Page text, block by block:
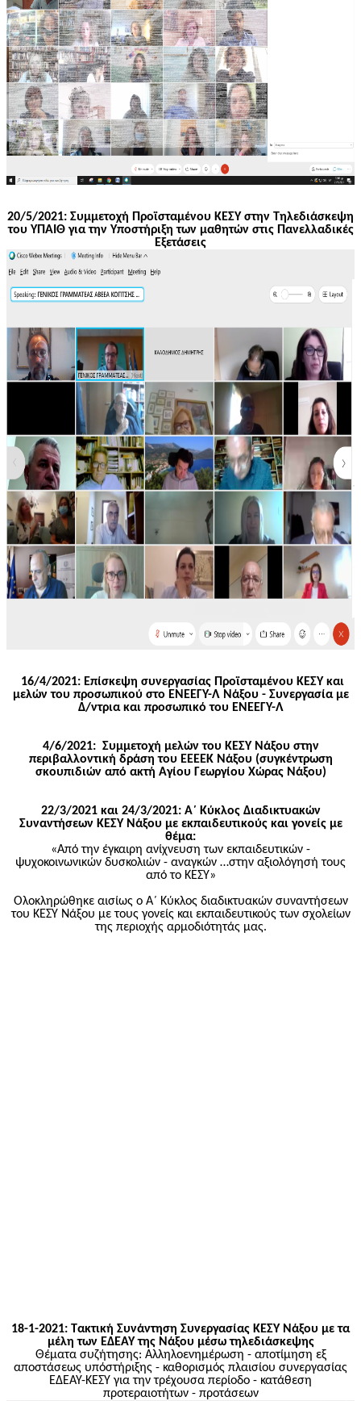
20/5/2021: Συμμετοχή Προϊσταμένου ΚΕΣΥ στην Τηλεδιάσκεψη
του ΥΠΑΙΘ για την Υποστήριξη των μαθητών στις Πανελλαδικές
Εξετάσεις
16/4/2021: Επίσκεψη συνεργασίας Προϊσταμένου ΚΕΣΥ και
μελών του προσωπικού στο ΕΝΕΕΓΥ-Λ Νάξου - Συνεργασία με
Δ/ντριακαι προσωπικό του ΕΝΕΕΓΥ-Λ
4/6/2021: Συμμετοχή μελών του ΚΕΣΥ Νάξου στην
περιβαλλοντική δράση του ΕΕΕΕΚ Νάξου (συγκέντρωση
σκουπιδιών από ακτή Αγίου Γεωργίου Χώρας Νάξου)
22/3/2021 και 24/3/2021: Α΄ Κύκλος Διαδικτυακών
Συναντήσεων ΚΕΣΥ Νάξου με εκπαιδευτικούς και γονείς με
θέμα:
«Από την έγκαιρη ανίχνευση των εκπαιδευτικών -
ψυχοκοινωνικών δυσκολιών - αναγκών …στην αξιολόγησή τους
από το ΚΕΣΥ»
Ολοκληρώθηκε αισίως ο Α΄ Κύκλος διαδικτυακών συναντήσεων
του ΚΕΣΥ Νάξου με τους γονείς και εκπαιδευτικούς των σχολείων
της περιοχής αρμοδιότητάς μας.
18-1-2021: Τακτική Συνάντηση Συνεργασίας ΚΕΣΥ Νάξου με τα
μέλη των ΕΔΕΑΥ της Νάξου μέσω τηλεδιάσκεψης
Θέματα συζήτησης: Αλληλοενημέρωση - αποτίμηση εξ
αποστάσεως υπόστήριξης - καθορισμός πλαισίου συνεργασίας
ΕΔΕΑΥ-ΚΕΣΥ για την τρέχουσα περίοδο - κατάθεση
προτεραιοτήτων - προτάσεων